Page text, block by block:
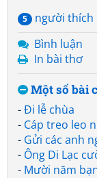
5
người thích
Bình luận
In bài thơ
Một số bài
-Đi lễ chùa
- Cáp treo leo
- Gửi các anh
- Ông Di Lạc
- Mười năm